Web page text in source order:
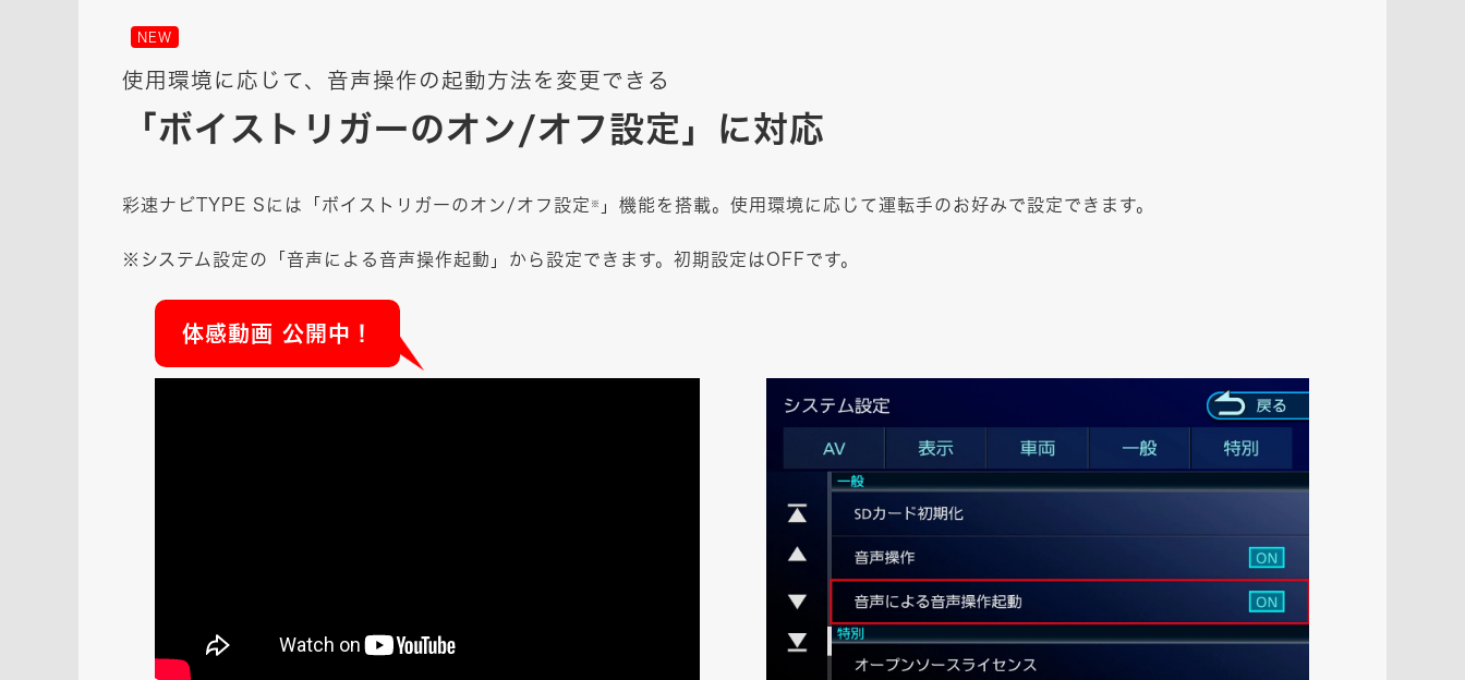
NEW
使用環境に応じて、音声操作の起動方法を変更できる
「ボイストリガーのオン/オフ設定」に対応
彩速ナビTYPE Sには「ボイストリガーのオン/オフ設定 ※ 」機能を搭載。使用環境に応じて運転手のお好みで設定できます。
※システム設定の「音声による音声操作起動」から設定できます。初期設定はOFFです。
体感動画 公開中！